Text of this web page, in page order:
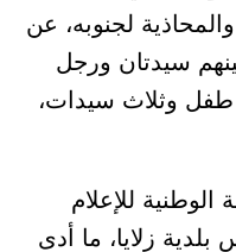
لجنوبه، عن
بينهم سيدتان ورجل
بينهم طفل وثلاث سيدات،
للإعلام
زلايا، ما أدى